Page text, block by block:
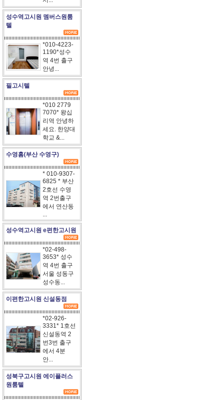
성수역고시원 멤버스원룸
텔
*010-4223-
1190*성수
역 4번 출구
안녕...
필고시텔
*010 2779
7070* 왕십
리역 안녕하
세요. 한양대
학교 &...
수영홈(부산 수영구)
* 010-9307-
6825 * 부산
2호선 수영
역 2번출구
에서 연산동
...
성수역고시원 e편한고시원
*02-498-
3653* 성수
역 4번 출구
서울 성동구
성수동...
이편한고시원 신설동점
*02-926-
3331* 1호선
신설동역 2
번3번 출구
에서 4분
안...
성북구고시원 에이플러스
원룸텔